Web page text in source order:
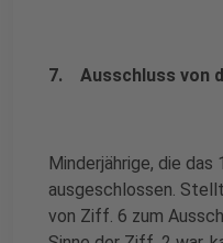
7. Ausschluss von
Minderjährige, die
ausgeschlossen.
von Ziff. 6 zum